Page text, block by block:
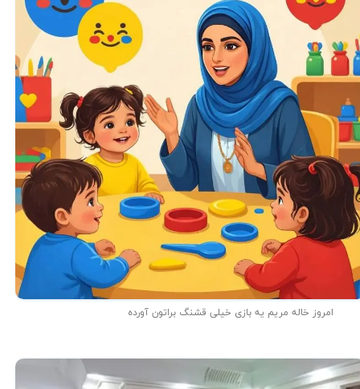
امروز خاله مریم یه بازی خیلی قشنگ براتون آورده